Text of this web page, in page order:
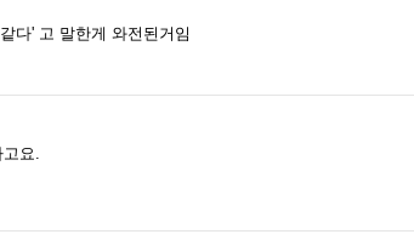
다' 고 말한게 와전된거임
요.